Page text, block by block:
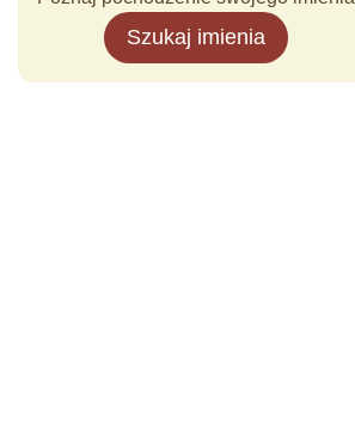
Szukaj imienia